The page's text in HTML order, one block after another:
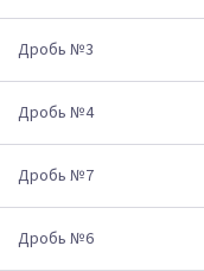
Дробь №3
Дробь №4
Дробь №7
Дробь №6